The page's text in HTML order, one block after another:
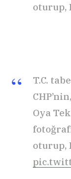
oturup,
T.C.
Oya
oturup,